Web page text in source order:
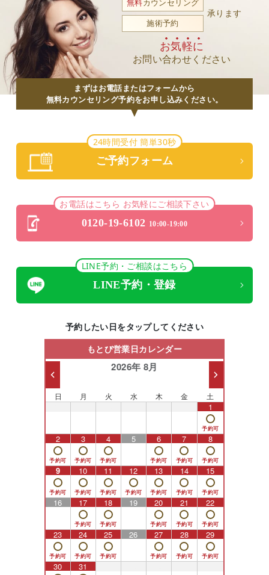
無料カウンセリング
施術予約
承ります
お気軽に
お問い合わせください
まずはお電話またはフォームから
無料カウンセリング予約をお申し込みください。
24時間受付 簡単30秒
ご予約フォーム
お電話はこちら お気軽にご相談下さい
0120-19-6102 10:00-19:00
LINE予約・ご相談はこちら
LINE予約・登録
予約したい日をタップしてください
もとび営業日カレンダー
2026年 8月
日 月 火 水 木 金 土
1
2 3 4 5 6 7 8
9 10 11 12 13 14 15
16 17 18 19 20 21 22
23 24 25 26 27 28 29
30 31